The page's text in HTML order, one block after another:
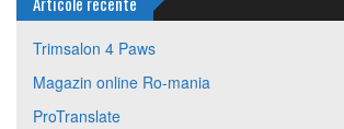
Trimsalon 4 Paws
Magazin online Ro-mania
ProTranslate